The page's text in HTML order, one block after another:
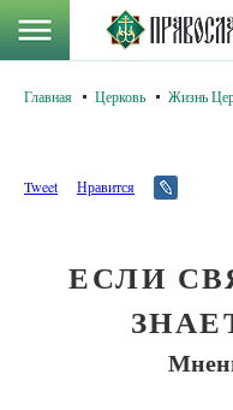
Главная Церковь Жизнь
Tweet Нравится
ЕСЛИ